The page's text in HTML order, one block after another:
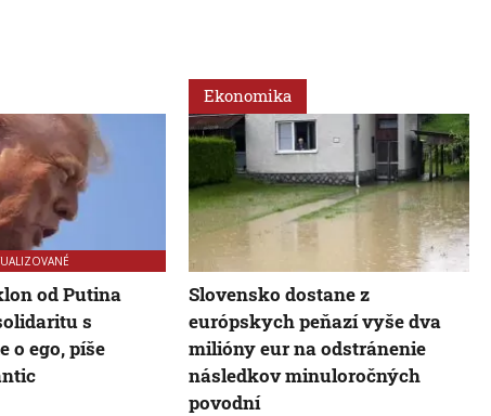
od Putina
s
o ego, píše
Ekonomika
Slovensko dostane z
európskych peňazí vyše dva
milióny eur na odstránenie
následkov minuloročných
povodní